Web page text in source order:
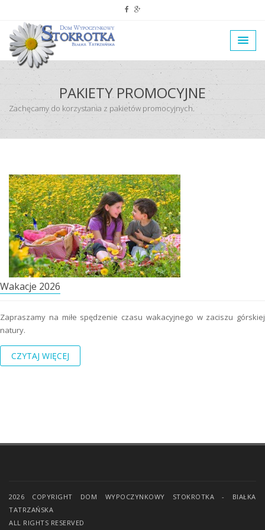
PAKIETY PROMOCYJNE
Zachęcamy do korzystania z pakietów promocyjnych.
Wakacje 2026
Zapraszamy na miłe spędzenie czasu wakacyjnego w zaciszu górskiej
natury.
CZYTAJ WIĘCEJ
2026 COPYRIGHT DOM WYPOCZYNKOWY STOKROTKA - BIAŁKA
TATRZAŃSKA
ALL RIGHTS RESERVED